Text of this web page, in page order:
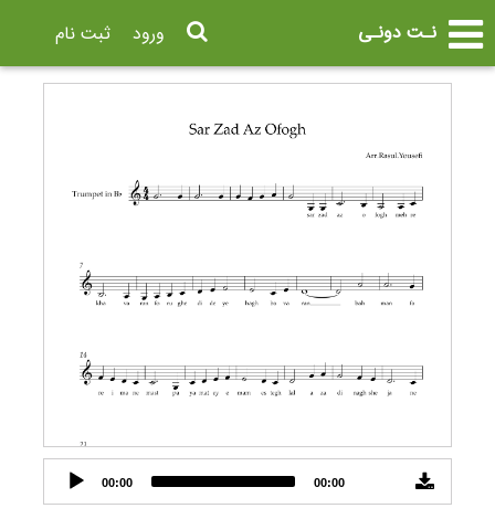
نـت دونـی ثبت نام ورود
Audio
Player
00:00 00:00